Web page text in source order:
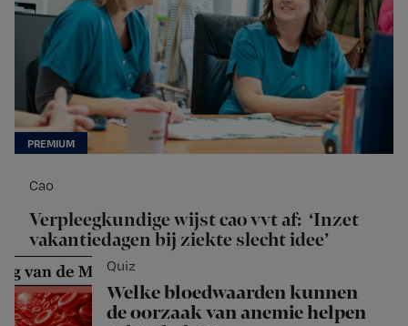
Cao
Verpleegkundige wijst cao vvt af: ‘Inzet
vakantiedagen bij ziekte slecht idee’
Quiz
Welke bloedwaarden kunnen
de oorzaak van anemie helpen